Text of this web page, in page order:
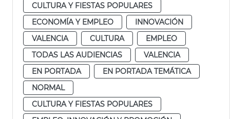
CULTURA Y FIESTAS POPULARES
ECONOMÍA Y EMPLEO
INNOVACIÓN
VALENCIA
CULTURA
EMPLEO
TODAS LAS AUDIENCIAS
VALENCIA
EN PORTADA
EN PORTADA TEMÁTICA
NORMAL
CULTURA Y FIESTAS POPULARES